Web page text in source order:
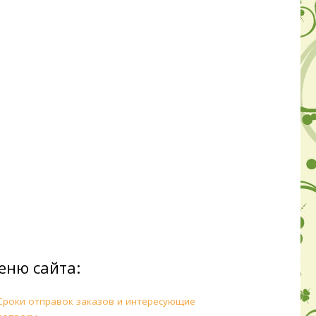
сайта:
отправок заказов и интересующие